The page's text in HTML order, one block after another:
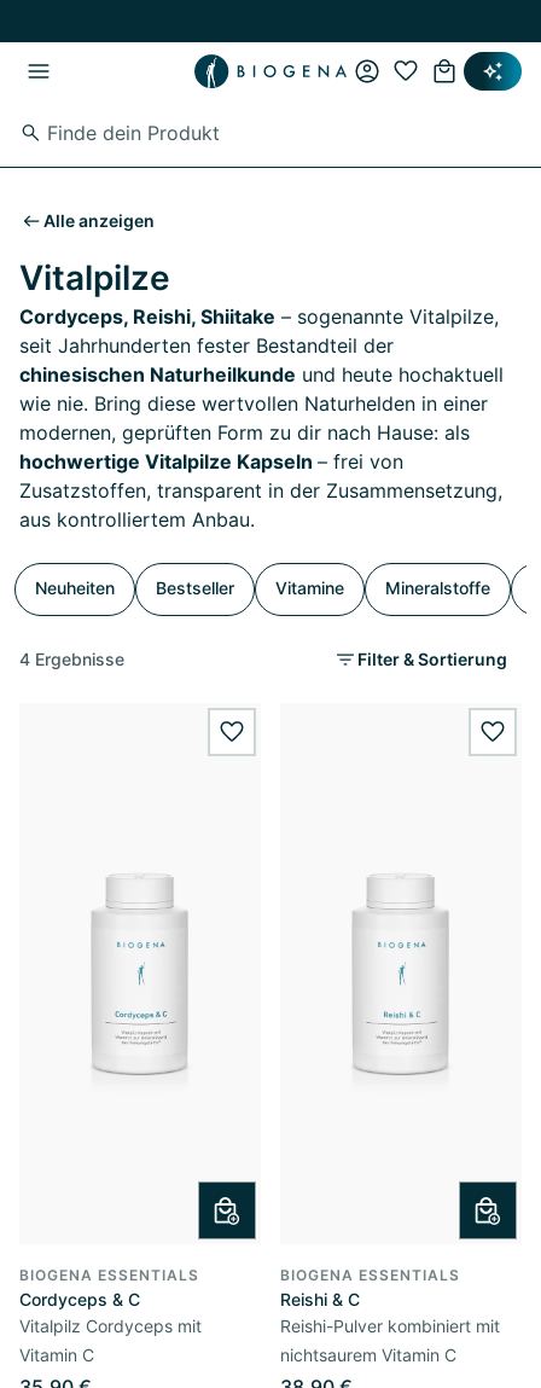
Alle anzeigen
Vitalpilze
Cordyceps, Reishi, Shiitake – sogenannte Vitalpilze,
seit Jahrhunderten fester Bestandteil der
chinesischen Naturheilkunde und heute hochaktuell
wie nie. Bring diese wertvollen Naturhelden in einer
modernen, geprüften Form zu dir nach Hause: als
hochwertige Vitalpilze Kapseln – frei von
Zusatzstoffen, transparent in der Zusammensetzung,
aus kontrolliertem Anbau.
Neuheiten Bestseller Vitamine Mineralstoffe
4 Ergebnisse Filter & Sortierung
wishlist.add
BIOGENA ESSENTIALS
Cordyceps & C
Vitalpilz Cordyceps mit
Vitamin C
BIOGENA ESSENTIALS
Reishi & C
Reishi-Pulver kombiniert mit
nichtsaurem Vitamin C